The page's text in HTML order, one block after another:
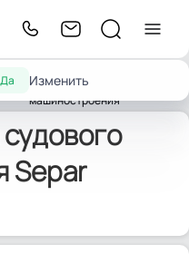
Да Изменить
судового
машиностроения
Separ